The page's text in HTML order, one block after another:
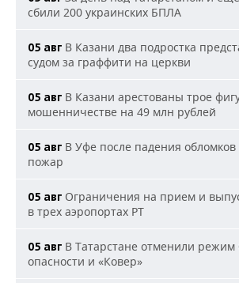
сбили 200 украинских БПЛА
05 авг В Казани два подростка
судом за граффити на церкви
05 авг В Казани арестованы трое
мошенничестве на 49 млн рублей
05 авг В Уфе после падения
пожар
05 авг Ограничения на прием и
в трех аэропортах РТ
05 авг В Татарстане отменили режим
опасности и «Ковер»